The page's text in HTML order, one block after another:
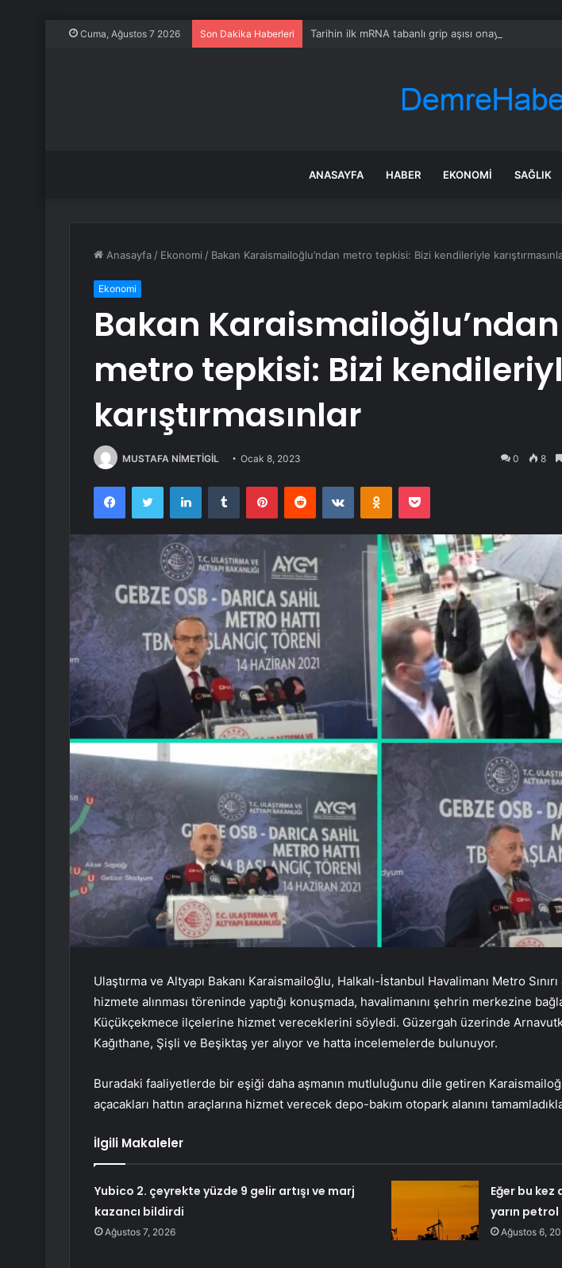
Cuma, Ağustos 7 2026 Son Dakika Haberleri Tarihin ilk mRNA tabanlı grip aşısı onaylandı:
ANASAYFA HABER EKONOMI SAĞLIK
Anasayfa / Ekonomi / Bakan Karaismailoğlu’ndan metro tepkisi: Bizi kendileriyle
Ekonomi
Bakan Karaismailoğlu’ndan
metro tepkisi: Bizi
karıştırmasınlar
MUSTAFA NİMETİGİL Ocak 8, 2023 0 8
FacebookTwitter LinkedInTumblr PinterestReddit VKontakteOdnoklassniki
Pocket
Ulaştırma ve Altyapı Bakanı Karaismailoğlu, Halkalı-İstanbul Havalimanı Metro
hizmete alınması töreninde yaptığı konuşmada, havalimanını şehrin merkezine
Küçükçekmece ilçelerine hizmet vereceklerini söyledi. Güzergah üzerinde
Kağıthane, Şişli ve Beşiktaş yer alıyor ve hatta incelemelerde bulunuyor.
Buradaki faaliyetlerde bir eşiği daha aşmanın mutluluğunu dile getiren
açacakları hattın araçlarına hizmet verecek depo-bakım otopark alanını
İlgili Makaleler
Yubico 2. çeyrekte yüzde 9 gelir artışı ve marj
kazancı bildirdi
Ağustos 7, 2026
Eğer bu kez
yarın
Ağustos 6,